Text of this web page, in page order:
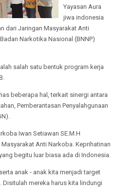
Yayasan Aura
jiwa indonesia
dari Jaringan Masyarakat Anti
Narkotika Nasional (BNNP)
salah satu bentuk program kerja
beberapa hal, terkait sinergi antara
Pemberantasan Penyalahgunaan
Iwan Setiawan SE.M.H
Anti Narkoba. Keprihatinan
begitu luar biasa ada di Indonesia.
anak - anak kita menjadi target
mereka harus kita lindungi